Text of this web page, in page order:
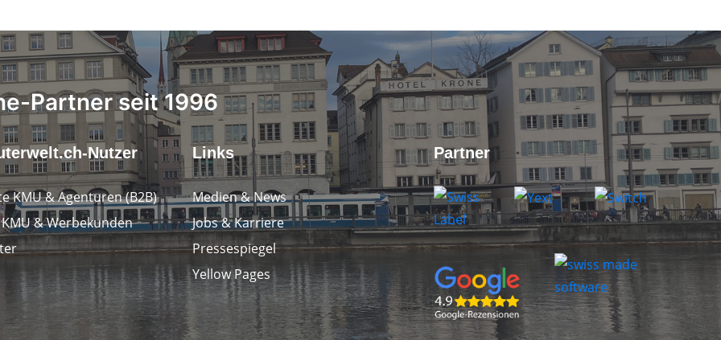
Partner seit 1996
Nutzer
KMU & Agenturen (B2B)
& Werbekunden
Links
Medien & News
Jobs & Karriere
Pressespiegel
Yellow Pages
Partner